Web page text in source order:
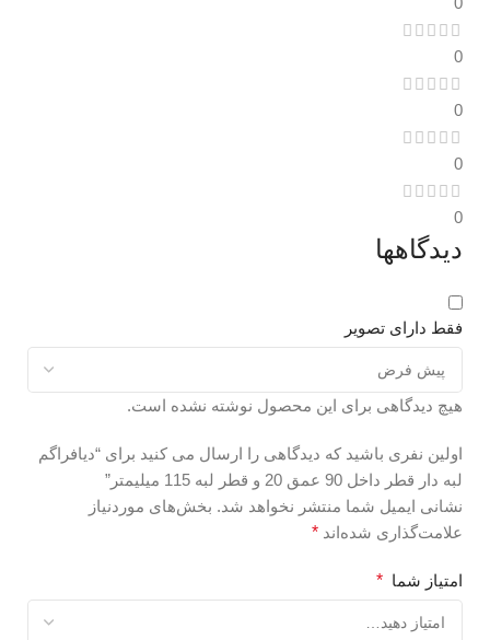
0
0
0
0
دیدگاهها
فقط دارای تصویر
هیچ دیدگاهی برای این محصول نوشته نشده است.
اولین نفری باشید که دیدگاهی را ارسال می کنید برای “دیافراگم
لبه دار قطر داخل 90 عمق 20 و قطر لبه 115 میلیمتر”
نشانی ایمیل شما منتشر نخواهد شد. بخش‌های موردنیاز
علامت‌گذاری شده‌اند *
امتیاز شما *